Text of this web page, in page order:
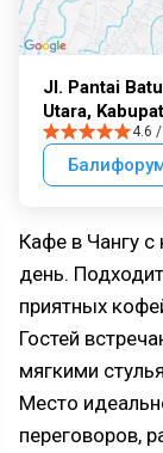
Jl. Pantai
Utara,
4.6
Кафе в Чангу
день.
приятных
Гостей
мягкими
Место
переговоров,